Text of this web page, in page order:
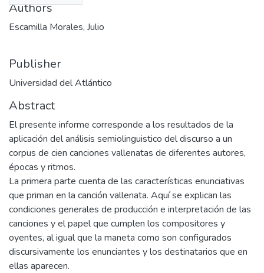
Authors
Escamilla Morales, Julio
Publisher
Universidad del Atlántico
Abstract
El presente informe corresponde a los resultados de la
aplicación del análisis semiolinguistico del discurso a un
corpus de cien canciones vallenatas de diferentes autores,
épocas y ritmos.
La primera parte cuenta de las características enunciativas
que priman en la canción vallenata. Aquí se explican las
condiciones generales de producción e interpretación de las
canciones y el papel que cumplen los compositores y
oyentes, al igual que la maneta como son configurados
discursivamente los enunciantes y los destinatarios que en
ellas aparecen.